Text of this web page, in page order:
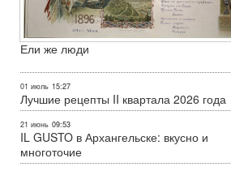
Ели же люди
01 июль 15:27
Лучшие рецепты II квартала 2026 года
21 июнь 09:53
IL GUSTO в Архангельске: вкусно и
многоточие